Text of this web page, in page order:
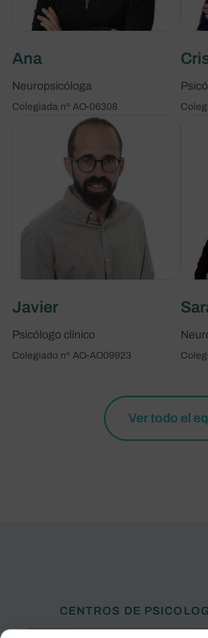
Ana
Neuropsicóloga
Colegiada nº AO-06308
Javier
Psicólogo clínico
Colegiado nº AO-AO09923
Ver todo el
CENTROS DE